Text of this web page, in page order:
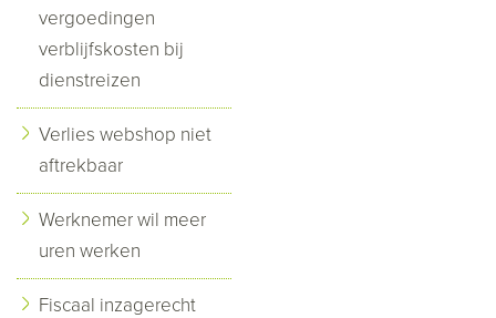
vergoedingen
verblijfskosten bij
dienstreizen
Verlies webshop niet
aftrekbaar
Werknemer wil meer
uren werken
Fiscaal inzagerecht